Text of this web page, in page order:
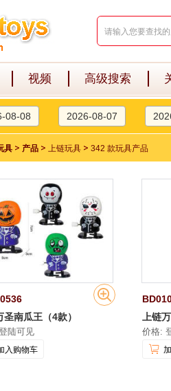
视频 高级搜索
08-08 2026-08-07
具 > 产品 > 上链玩具 > 342 款玩具产品
圣南瓜王（4款）
陆可见
入购物车
上链
价格: